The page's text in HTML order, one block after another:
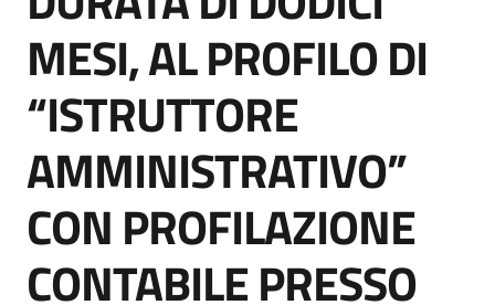
MESI, AL PROFILO DI
“ISTRUTTORE
AMMINISTRATIVO”
CON PROFILAZIONE
CONTABILE PRESSO